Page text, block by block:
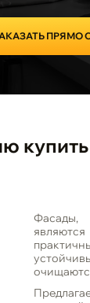
ПРЯМО
купить
Фасады,